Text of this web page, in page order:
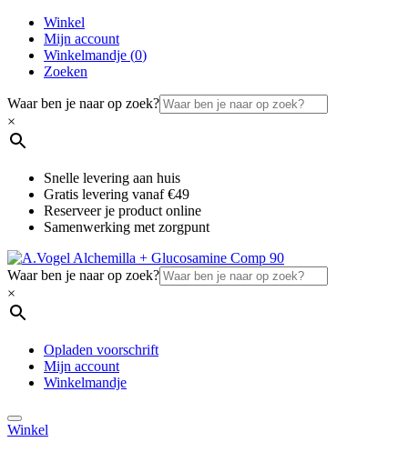
Winkel
Mijn account
Winkelmandje (0)
Zoeken
Waar ben je naar op zoek?
×
Snelle levering aan huis
Gratis levering vanaf €49
Reserveer je product online
Samenwerking met zorgpunt
Waar ben je naar op zoek?
×
Opladen voorschrift
Mijn account
Winkelmandje
Winkel